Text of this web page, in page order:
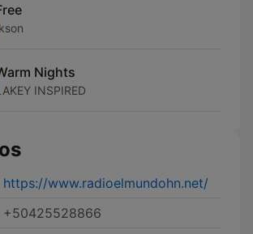
Nights
INSPIRED
https://www.radioelmundohn.net/
+50425528866